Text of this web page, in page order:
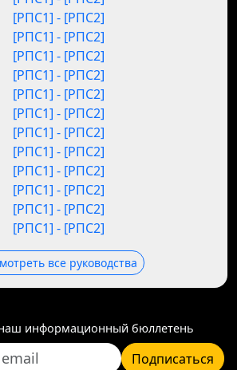
[РПС1] - [РПС2]
[РПС1] - [РПС2]
[РПС1] - [РПС2]
[РПС1] - [РПС2]
[РПС1] - [РПС2]
[РПС1] - [РПС2]
[РПС1] - [РПС2]
[РПС1] - [РПС2]
[РПС1] - [РПС2]
[РПС1] - [РПС2]
[РПС1] - [РПС2]
[РПС1] - [РПС2]
все руководства
информационный бюллетень
Подписаться